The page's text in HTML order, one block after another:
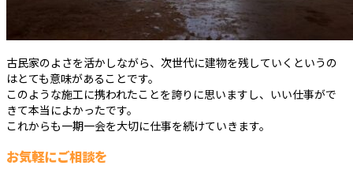
古民家のよさを活かしながら、次世代に建物を残していくというの
はとても意味があることです。
このような施工に携われたことを誇りに思いますし、いい仕事がで
きて本当によかったです。
これからも一期一会を大切に仕事を続けていきます。
お気軽にご相談を